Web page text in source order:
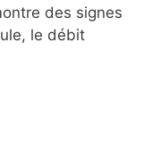
des signes
le débit